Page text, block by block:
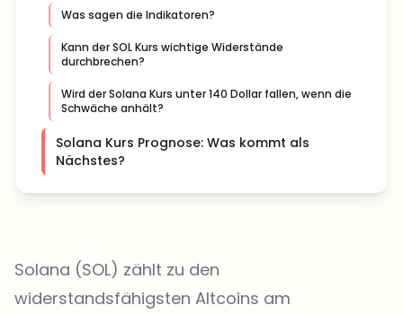
Was sagen die Indikatoren?
Kann der SOL Kurs wichtige Widerstände
durchbrechen?
Wird der Solana Kurs unter 140 Dollar fallen, wenn die
Schwäche anhält?
Solana Kurs Prognose: Was kommt als
Nächstes?
Solana (SOL) zählt zu den
widerstandsfähigsten Altcoins am